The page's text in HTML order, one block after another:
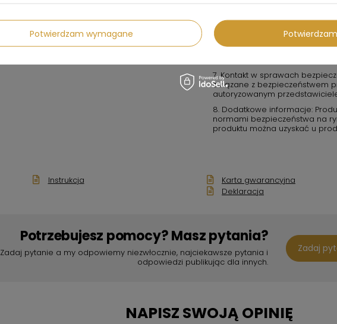
5. Konserwacja i
lub uszkodzeń. Nie używaj
suchym, bezpiecznym
6. Ostrzeżenia: w przypadku
użytkowania skontaktuj się z
używany zgodnie z lokalnymi
7. Kontakt w sprawach
związane z bezpieczeństwem
autoryzowanym
8. Dodatkowe informacje:
normami bezpieczeństwa na
produktu można uzyskać u
Instrukcja Karta gwarancyjna
Deklaracja
Potrzebujesz pomocy? Masz pytania?
Zadaj pytanie a my odpowiemy niezwłocznie, najciekawsze pytania i
odpowiedzi publikując dla innych.
Zadaj
NAPISZ SWOJĄ OPINIĘ
Potwierdzam wymagane